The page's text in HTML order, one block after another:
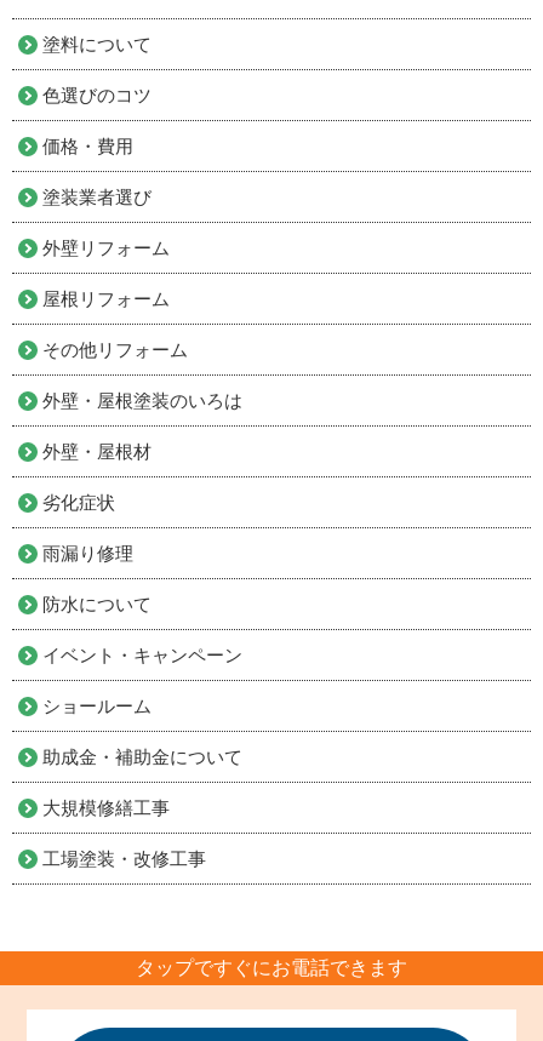
塗料について
色選びのコツ
価格・費用
塗装業者選び
外壁リフォーム
屋根リフォーム
その他リフォーム
外壁・屋根塗装のいろは
外壁・屋根材
劣化症状
雨漏り修理
防水について
イベント・キャンペーン
ショールーム
助成金・補助金について
大規模修繕工事
工場塗装・改修工事
タップですぐにお電話できます